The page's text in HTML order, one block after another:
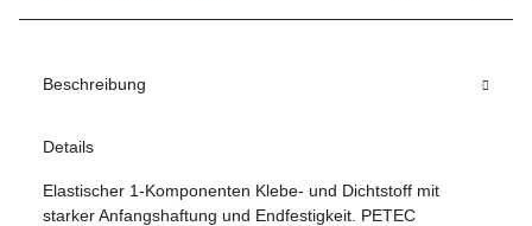
Beschreibung
Details
Elastischer 1-Komponenten Klebe- und Dichtstoff mit
starker Anfangshaftung und Endfestigkeit. PETEC